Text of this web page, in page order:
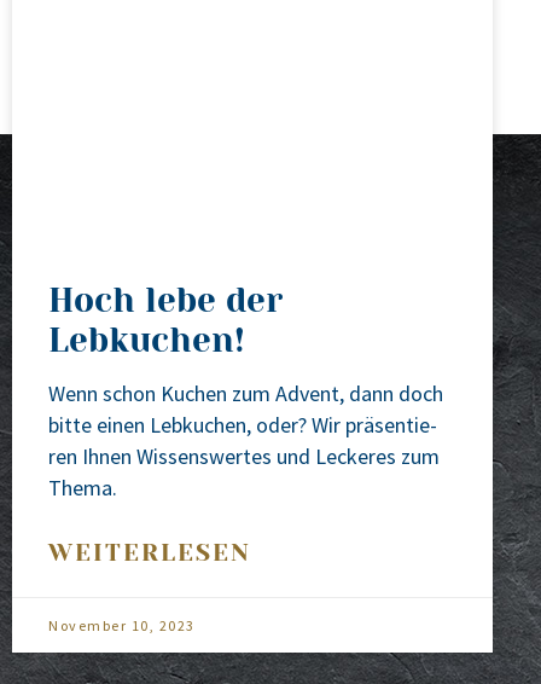
Hoch lebe der
Lebkuchen!
Wenn schon Kuchen zum Advent, dann doch
bit­te einen Leb­ku­chen, oder? Wir prä­sen­tie­
ren Ihnen Wis­sens­wer­tes und Lecke­res zum
The­ma.
WEITERLESEN
November 10, 2023